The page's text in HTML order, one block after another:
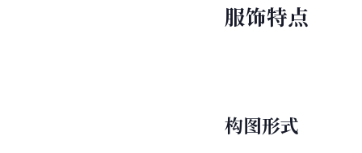
服饰特点
构图形式